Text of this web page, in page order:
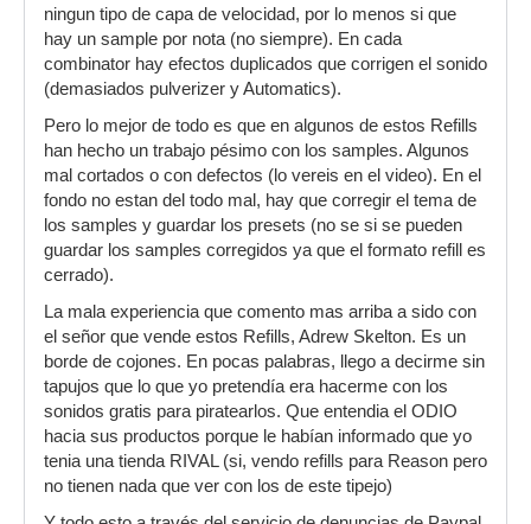
ningun tipo de capa de velocidad, por lo menos si que
hay un sample por nota (no siempre). En cada
combinator hay efectos duplicados que corrigen el sonido
(demasiados pulverizer y Automatics).
Pero lo mejor de todo es que en algunos de estos Refills
han hecho un trabajo pésimo con los samples. Algunos
mal cortados o con defectos (lo vereis en el video). En el
fondo no estan del todo mal, hay que corregir el tema de
los samples y guardar los presets (no se si se pueden
guardar los samples corregidos ya que el formato refill es
cerrado).
La mala experiencia que comento mas arriba a sido con
el señor que vende estos Refills, Adrew Skelton. Es un
borde de cojones. En pocas palabras, llego a decirme sin
tapujos que lo que yo pretendía era hacerme con los
sonidos gratis para piratearlos. Que entendia el ODIO
hacia sus productos porque le habían informado que yo
tenia una tienda RIVAL (si, vendo refills para Reason pero
no tienen nada que ver con los de este tipejo)